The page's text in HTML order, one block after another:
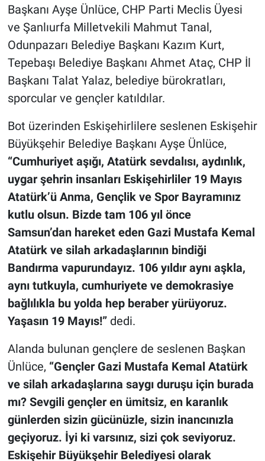
Başkanı Ayşe Ünlüce, CHP Parti Meclis Üyesi
ve Şanlıurfa Milletvekili Mahmut Tanal,
Odunpazarı Belediye Başkanı Kazım Kurt,
Tepebaşı Belediye Başkanı Ahmet Ataç, CHP İl
Başkanı Talat Yalaz, belediye bürokratları,
sporcular ve gençler katıldılar.
Bot üzerinden Eskişehirlilere seslenen Eskişehir
Büyükşehir Belediye Başkanı Ayşe Ünlüce,
“Cumhuriyet aşığı, Atatürk sevdalısı, aydınlık,
uygar şehrin insanları Eskişehirliler 19 Mayıs
Atatürk’ü Anma, Gençlik ve Spor Bayramınız
kutlu olsun. Bizde tam 106 yıl önce
Samsun’dan hareket eden Gazi Mustafa Kemal
Atatürk ve silah arkadaşlarının bindiği
Bandırma vapurundayız. 106 yıldır aynı aşkla,
aynı tutkuyla, cumhuriyete ve demokrasiye
bağlılıkla bu yolda hep beraber yürüyoruz.
Yaşasın 19 Mayıs!”dedi.
Alanda bulunan gençlere de seslenen Başkan
Ünlüce, “Gençler Gazi Mustafa Kemal Atatürk
ve silah arkadaşlarına saygı duruşu için burada
mı? Sevgili gençler en ümitsiz, en karanlık
günlerden sizin gücünüzle, sizin inancınızla
geçiyoruz. İyi ki varsınız, sizi çok seviyoruz.
Eskişehir Büyükşehir Belediyesi olarak